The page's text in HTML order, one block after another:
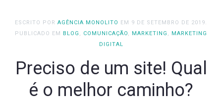
ESCRITO POR AGÊNCIA MONOLITO EM 9 DE SETEMBRO DE 2019.
PUBLICADO EM BLOG , COMUNICAÇÃO, MARKETING , MARKETING
DIGITAL
Preciso de um site! Qual
é o melhor caminho?